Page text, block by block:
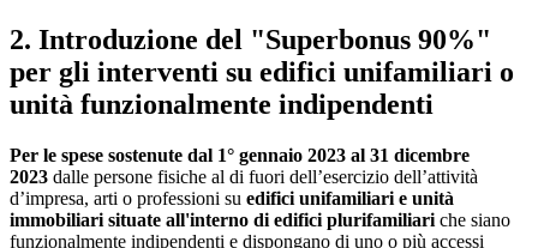
2. Introduzione del "Superbonus 90%"
per gli interventi su edifici unifamiliari o
unità funzionalmente indipendenti
Per le spese sostenute dal 1° gennaio 2023 al 31 dicembre
2023 dalle persone fisiche al di fuori dell’esercizio dell’attività
d’impresa, arti o professioni su edifici unifamiliari e unità
immobiliari situate all'interno di edifici plurifamiliari che siano
funzionalmente indipendenti e dispongano di uno o più accessi